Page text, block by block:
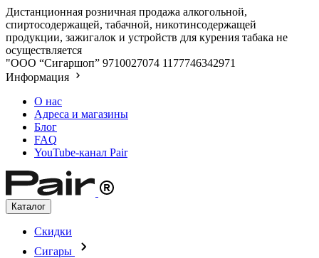
Дистанционная розничная продажа алкогольной,
спиртосодержащей, табачной, никотинсодержащей
продукции, зажигалок и устройств для курения табака не
осуществляется
"ООО “Сигаршоп” 9710027074 1177746342971
Информация
О нас
Адреса и магазины
Блог
FAQ
YouTube-канал Pair
Каталог
Скидки
Сигары